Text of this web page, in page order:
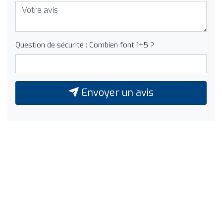
Question de sécurité : Combien font 1+5 ?
Envoyer un avis